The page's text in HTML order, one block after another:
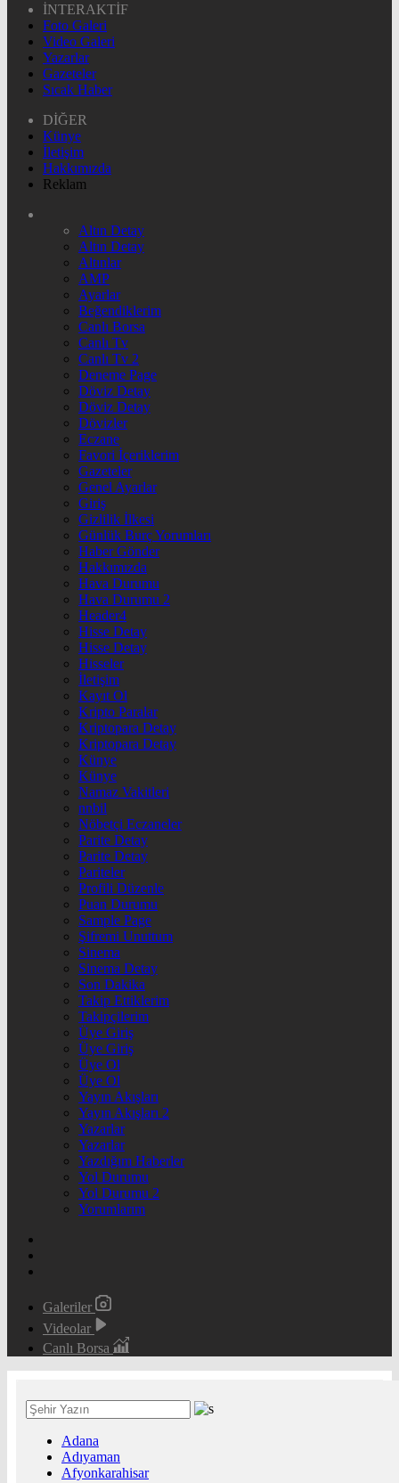
İNTERAKTİF
Foto Galeri
Video Galeri
Yazarlar
Gazeteler
Sıcak Haber
DİĞER
Künye
İletişim
Hakkımızda
Reklam
Altın Detay
Altın Detay
Altınlar
AMP
Ayarlar
Beğendiklerim
Canlı Borsa
Canlı Tv
Canlı Tv 2
Deneme Page
Döviz Detay
Döviz Detay
Dövizler
Eczane
Favori İçeriklerim
Gazeteler
Genel Ayarlar
Giriş
Gizlilik İlkesi
Günlük Burç Yorumları
Haber Gönder
Hakkımızda
Hava Durumu
Hava Durumu 2
Header4
Hisse Detay
Hisse Detay
Hisseler
İletişim
Kayıt Ol
Kripto Paralar
Kriptopara Detay
Kriptopara Detay
Künye
Künye
Namaz Vakitleri
nnbil
Nöbetçi Eczaneler
Parite Detay
Parite Detay
Pariteler
Profili Düzenle
Puan Durumu
Sample Page
Şifremi Unuttum
Sinema
Sinema Detay
Son Dakika
Takip Ettiklerim
Takipçilerim
Üye Giriş
Üye Giriş
Üye Ol
Üye Ol
Yayın Akışları
Yayın Akışları 2
Yazarlar
Yazarlar
Yazdığım Haberler
Yol Durumu
Yol Durumu 2
Yorumlarım
Galeriler
Videolar
Canlı Borsa
Adana
Adıyaman
Afyonkarahisar